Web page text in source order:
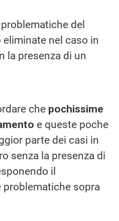
del
nel caso in
la presenza di un
che pochissime
e queste poche
parte dei casi in
senza la presenza di
il
sopra